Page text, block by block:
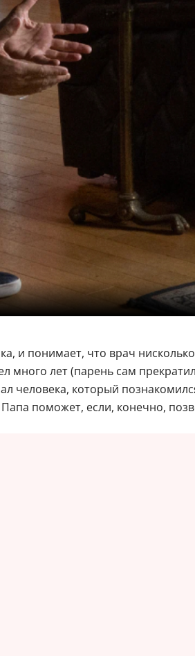
и понимает, что врач
много лет (парень сам
человека, который
поможет, если, конечно,